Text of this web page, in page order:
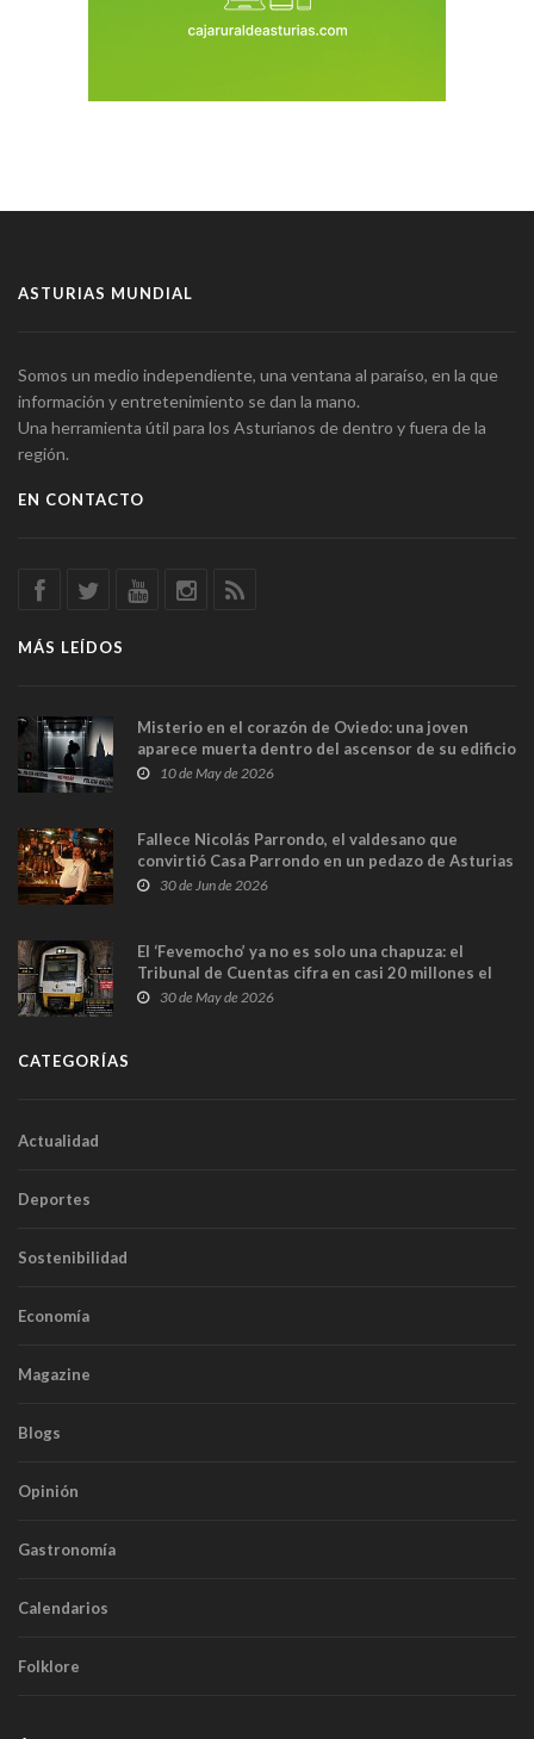
ASTURIAS MUNDIAL
Somos un medio independiente, una ventana al paraíso, en la que
información y entretenimiento se dan la mano.
Una herramienta útil para los Asturianos de dentro y fuera de la
región.
EN CONTACTO
MÁS LEÍDOS
Misterio en el corazón de Oviedo: una joven
aparece muerta dentro del ascensor de su edificio
y las cámaras captan sus últimos minutos
10 de May de 2026
Fallece Nicolás Parrondo, el valdesano que
convirtió Casa Parrondo en un pedazo de Asturias
en Madrid
30 de Jun de 2026
El ‘Fevemocho’ ya no es solo una chapuza: el
Tribunal de Cuentas cifra en casi 20 millones el
sobrecoste de los trenes que no cabían por los
30 de May de 2026
CATEGORÍAS
Actualidad
Deportes
Sostenibilidad
Economía
Magazine
Blogs
Opinión
Gastronomía
Calendarios
Folklore